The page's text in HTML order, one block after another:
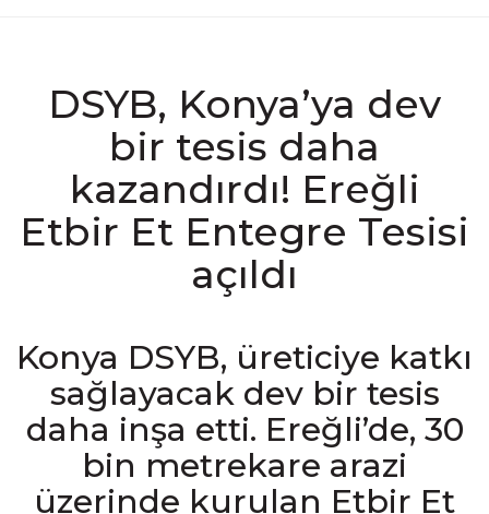
DSYB, Konya’ya dev
bir tesis daha
kazandırdı! Ereğli
Etbir Et Entegre Tesisi
açıldı
Konya DSYB, üreticiye katkı
sağlayacak dev bir tesis
daha inşa etti. Ereğli’de, 30
bin metrekare arazi
üzerinde kurulan Etbir Et